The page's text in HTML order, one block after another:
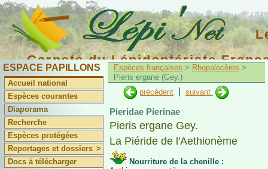
Carnets du Lépidoptériste
ESPACE PAPILLONS
Accueil national
Espèces courantes
Diaporama
Recherche
Espèces protégées
Reportages et dossiers >
Docs à télécharger
Espèces françaises > Rhopalocères >
Pieris ergane (Gey.)
précédent
suivant
Pieridae Pierinae
Pieris ergane Gey.
La Piéride de l'Aethionème
Nourriture de la chenille :